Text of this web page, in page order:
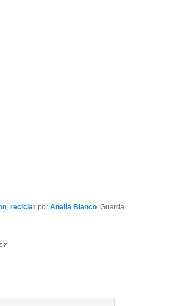
, reciclar por Analía Blanco. Guarda
”